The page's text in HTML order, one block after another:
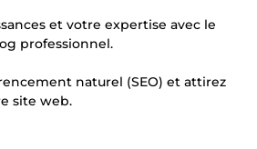
et votre expertise avec le
professionnel.
naturel (SEO) et attirez
site web.